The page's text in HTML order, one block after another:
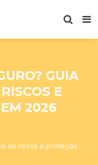
GUIA
E
2026
de riscos e proteção